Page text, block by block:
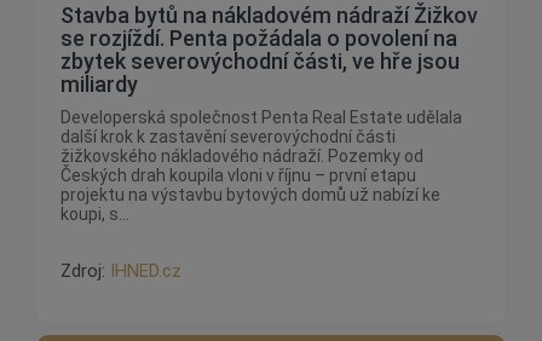
Stavba bytů na nákladovém nádraží Žižkov
se rozjíždí. Penta požádala o povolení na
zbytek severovýchodní části, ve hře jsou
miliardy
Developerská společnost Penta Real Estate udělala
další krok k zastavění severovýchodní části
žižkovského nákladového nádraží. Pozemky od
Českých drah koupila vloni v říjnu – první etapu
projektu na výstavbu bytových domů už nabízí ke
koupi, s...
Zdroj: IHNED.cz